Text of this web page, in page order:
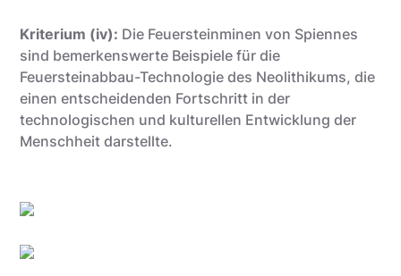
Kriterium (iv): Die Feuersteinminen von Spiennes
sind bemerkenswerte Beispiele für die
Feuersteinabbau-Technologie des Neolithikums, die
einen entscheidenden Fortschritt in der
technologischen und kulturellen Entwicklung der
Menschheit darstellte.